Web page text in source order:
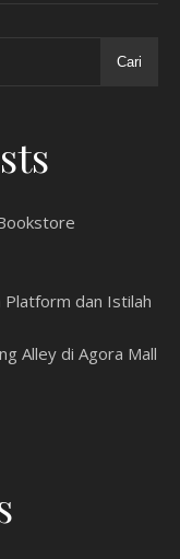
Cari
Platform dan Istilah
Alley di Agora Mall